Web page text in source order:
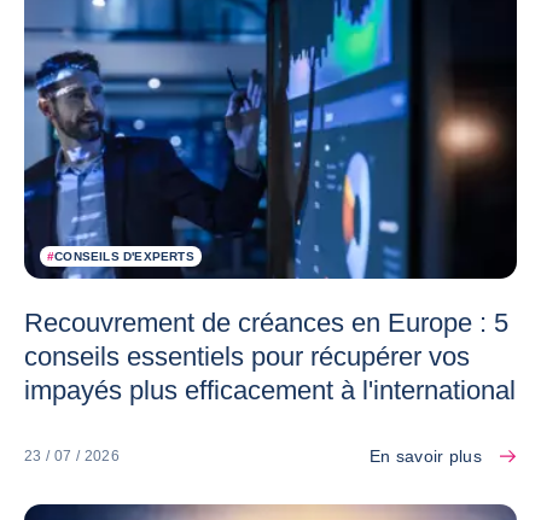
#CONSEILS D'EXPERTS
Recouvrement de créances en Europe : 5
conseils essentiels pour récupérer vos
impayés plus efficacement à l'international
23 / 07 / 2026 En savoir plus